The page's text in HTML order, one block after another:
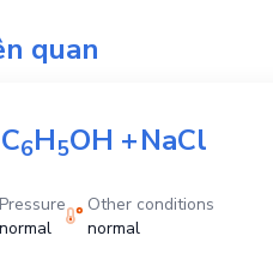
quan
C6H5OH +NaCl
Pressure
normal
Other conditions
normal